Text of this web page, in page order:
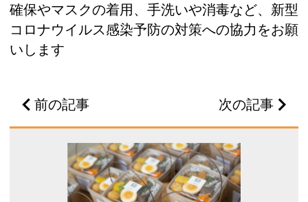
確保やマスクの着用、手洗いや消毒など、新型
コロナウイルス感染予防の対策への協力をお願
いします
前の記事 次の記事